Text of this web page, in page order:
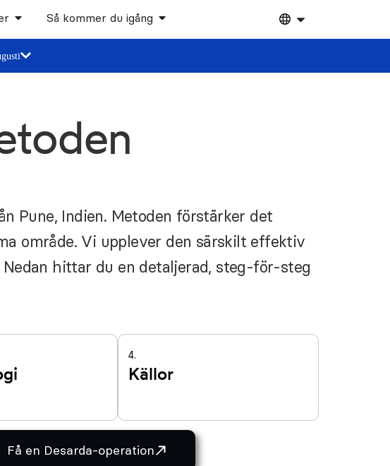
Så kommer du igång
Pune, Indien. Metoden förstärker det
område. Vi upplever den särskilt effektiv
hittar du en detaljerad, steg-för-steg
4.
Källor
Få en Desarda-operation